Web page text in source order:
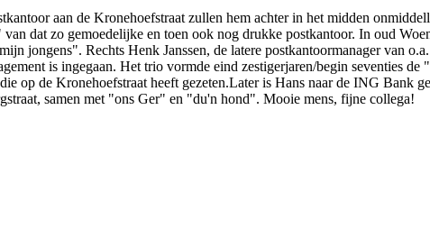
aan de Kronehoefstraat zullen hem achter in het midden
dat zo gemoedelijke en toen ook nog drukke postkantoor. In oud
jongens". Rechts Henk Janssen, de latere postkantoormanager van
is ingegaan. Het trio vormde eind zestigerjaren/begin seventies
op de Kronehoefstraat heeft gezeten.Later is Hans naar de ING Bank
samen met "ons Ger" en "du'n hond". Mooie mens, fijne collega!